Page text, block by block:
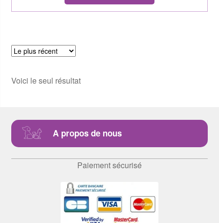
Voici le seul résultat
A propos de nous
Paiement sécurisé